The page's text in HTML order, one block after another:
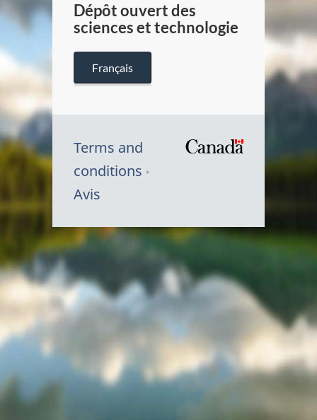
Dépôt ouvert des
sciences et technologie
Français
Terms and
conditions
Avis
Symbole
du